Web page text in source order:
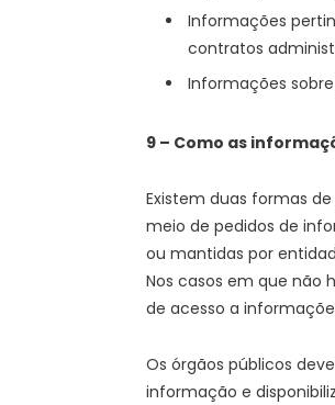
Informações
contratos
Informações
9 – Como as
Existem duas formas
meio de pedidos de
ou mantidas por
Nos casos em que não
de acesso a
Os órgãos públicos
informação e